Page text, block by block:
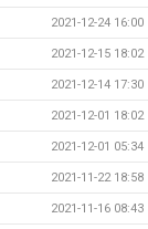
2021-12-24 16:00
2021-12-15 18:02
2021-12-14 17:30
2021-12-01 18:02
2021-12-01 05:34
2021-11-22 18:58
2021-11-16 08:43